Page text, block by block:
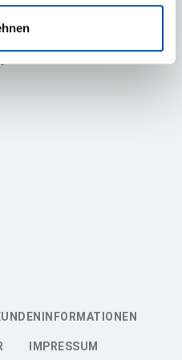
IMPRESSUM